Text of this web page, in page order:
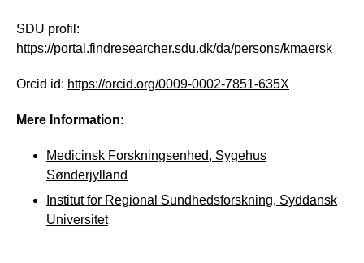
SDU profil:
https://portal.findresearcher.sdu.dk/da/persons/kmaersk
Orcid id: https://orcid.org/0009-0002-7851-635X
Mere Information:
Medicinsk Forskningsenhed, Sygehus
Sønderjylland
Institut for Regional Sundhedsforskning, Syddansk
Universitet